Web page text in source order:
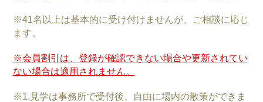
※41名以上は基本的に受け付けませんが、ご相談に応じ
ます。
※会員割引は、登録が確認できない場合や更新されてい
ない場合は適用されません。
※1.見学は事務所で受付後、自由に場内の散策ができま